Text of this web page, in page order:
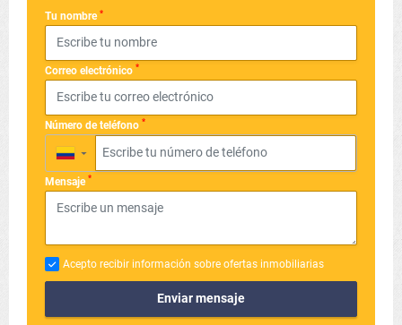
Tu nombre *
Correo electrónico *
Número de teléfono *
▼
Mensaje *
Acepto recibir información sobre ofertas inmobiliarias
Enviar mensaje